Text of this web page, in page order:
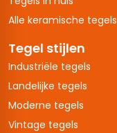
Alle keramische tegels
Tegel stijlen
Industriële tegels
Landelijke tegels
Moderne tegels
Vintage tegels